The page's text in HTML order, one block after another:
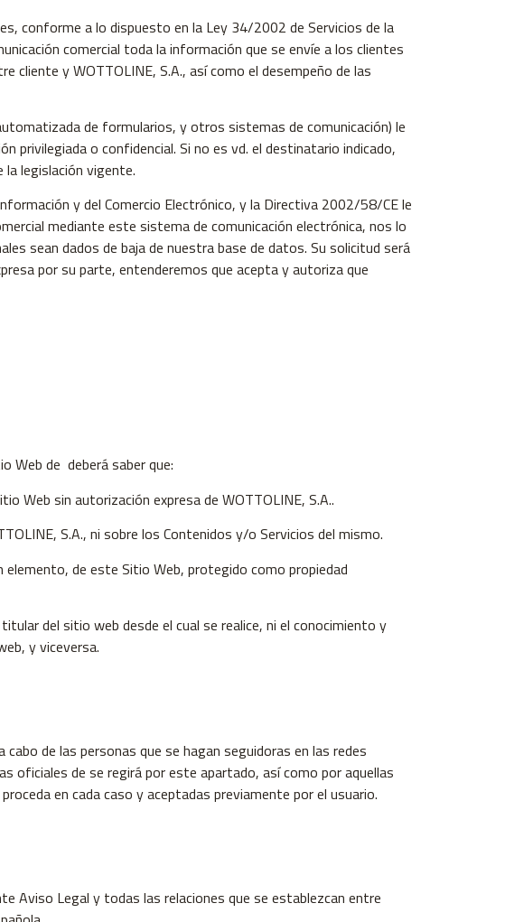
conforme a lo dispuesto en la Ley 34/2002 de Servicios de la
comercial toda la información que se envíe a los clientes
cliente y WOTTOLINE, S.A., así como el desempeño de las
de formularios, y otros sistemas de comunicación) le
privilegiada o confidencial. Si no es vd. el destinatario indicado,
legislación vigente.
y del Comercio Electrónico, y la Directiva 2002/58/CE le
mediante este sistema de comunicación electrónica, nos lo
sean dados de baja de nuestra base de datos. Su solicitud será
por su parte, entenderemos que acepta y autoriza que
Web de deberá saber que:
Web sin autorización expresa de WOTTOLINE, S.A..
S.A., ni sobre los Contenidos y/o Servicios del mismo.
elemento, de este Sitio Web, protegido como propiedad
del sitio web desde el cual se realice, ni el conocimiento y
y viceversa.
de las personas que se hagan seguidoras en las redes
oficiales de se regirá por este apartado, así como por aquellas
en cada caso y aceptadas previamente por el usuario.
Aviso Legal y todas las relaciones que se establezcan entre